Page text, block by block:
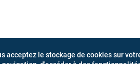
acceptez le stockage de cookies sur